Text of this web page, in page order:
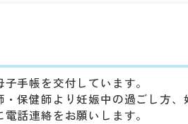
手帳を交付しています。
保健師より妊娠中の過ごし方、
電話連絡をお願いします。